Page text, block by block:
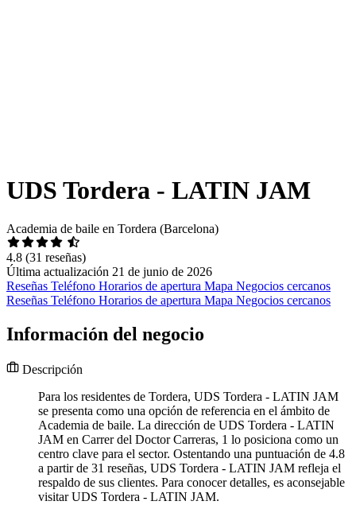
UDS Tordera - LATIN JAM
Academia de baile en Tordera (Barcelona)
4.8 (31 reseñas)
Última actualización 21 de junio de 2026
Reseñas Teléfono Horarios de apertura Mapa Negocios cercanos
Reseñas Teléfono Horarios de apertura Mapa Negocios cercanos
Información del negocio
Descripción
Para los residentes de Tordera, UDS Tordera - LATIN JAM
se presenta como una opción de referencia en el ámbito de
Academia de baile. La dirección de UDS Tordera - LATIN
JAM en Carrer del Doctor Carreras, 1 lo posiciona como un
centro clave para el sector. Ostentando una puntuación de 4.8
a partir de 31 reseñas, UDS Tordera - LATIN JAM refleja el
respaldo de sus clientes. Para conocer detalles, es aconsejable
visitar UDS Tordera - LATIN JAM.